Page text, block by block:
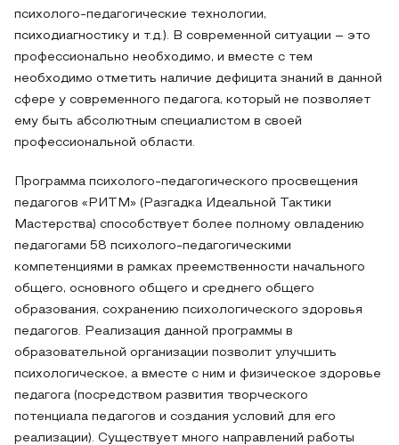
психолого-педагогические технологии,
психодиагностику и т.д.). В современной ситуации – это
профессионально необходимо, и вместе с тем
необходимо отметить наличие дефицита знаний в данной
сфере у современного педагога, который не позволяет
ему быть абсолютным специалистом в своей
профессиональной области.
Программа психолого-педагогического просвещения
педагогов «РИТМ» (Разгадка Идеальной Тактики
Мастерства) способствует более полному овладению
педагогами 58 психолого-педагогическими
компетенциями в рамках преемственности начального
общего, основного общего и среднего общего
образования, сохранению психологического здоровья
педагогов. Реализация данной программы в
образовательной организации позволит улучшить
психологическое, а вместе с ним и физическое здоровье
педагога (посредством развития творческого
потенциала педагогов и создания условий для его
реализации). Существует много направлений работы